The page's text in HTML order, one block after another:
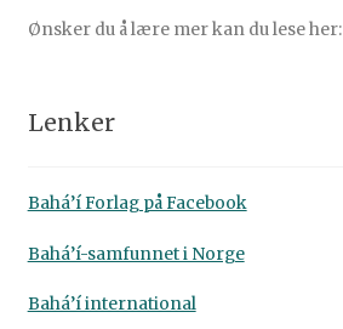
Ønsker du å lære mer kan du lese her:
Lenker
Bahá’í Forlag på Facebook
Bahá’í-samfunnet i Norge
Bahá’í international